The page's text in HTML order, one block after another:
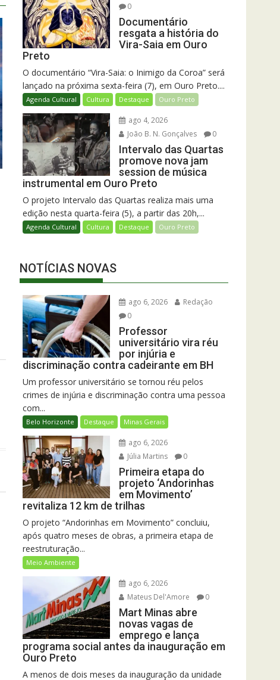
0
Documentário
resgata a história do
Vira-Saia em Ouro
Preto
O documentário “Vira-Saia: o Inimigo da Coroa” será
lançado na próxima sexta-feira (7), em Ouro Preto....
Agenda Cultural Cultura Destaque Ouro Preto
ago 4, 2026
João B. N. Gonçalves
0
Intervalo das Quartas
promove nova jam
session de música
instrumental em Ouro Preto
O projeto Intervalo das Quartas realiza mais uma
edição nesta quarta-feira (5), a partir das 20h,...
Agenda Cultural Cultura Destaque Ouro Preto
NOTÍCIAS NOVAS
ago 6, 2026
Redação
0
Professor
universitário vira réu
por injúria e
discriminação contra cadeirante em BH
Um professor universitário se tornou réu pelos
crimes de injúria e discriminação contra uma pessoa
com...
Belo Horizonte Destaque Minas Gerais
ago 6, 2026
Júlia Martins
0
Primeira etapa do
projeto ‘Andorinhas
em Movimento’
revitaliza 12 km de trilhas
O projeto “Andorinhas em Movimento” concluiu,
após quatro meses de obras, a primeira etapa de
reestruturação...
Meio Ambiente
ago 6, 2026
Mateus Del'Amore
0
Mart Minas abre
novas vagas de
emprego e lança
programa social antes da inauguração em
Ouro Preto
A menos de dois meses da inauguração da unidade